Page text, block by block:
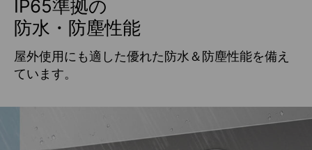
IP65準拠の
防水・防塵性能
屋外使用にも適した優れた防水＆防塵性能を備え
ています。